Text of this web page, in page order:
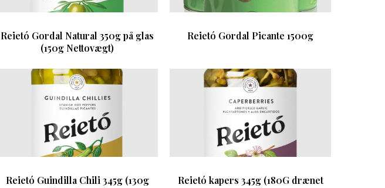
Reietó Gordal Natural 350g på glas
(150g Nettovægt)
Reietó Gordal Picante 1500g
Reietó Guindilla Chili 345g (130g
Reietó kapers 345g (180G drænet